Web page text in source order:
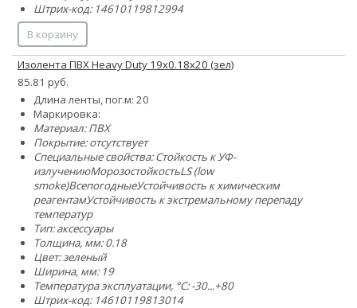
Штрих-код: 14610119812994
В корзину
Изолента ПВХ Heavy Duty 19х0.18х20 (зел)
85.81 руб.
Длина ленты, пог.м: 20
Маркировка:
Материал: ПВХ
Покрытие: отсутствует
Специальные свойства:Стойкость к УФ-
излучениюМорозостойкостьLS (low
smoke)ВсепогодныеУстойчивость к химическим
реагентамУстойчивость к экстремальному перепаду
температур
Тип: аксессуары
Толщина, мм: 0.18
Цвет: зеленый
Ширина, мм: 19
Температура эксплуатации, °C: -30...+80
Штрих-код: 14610119813014